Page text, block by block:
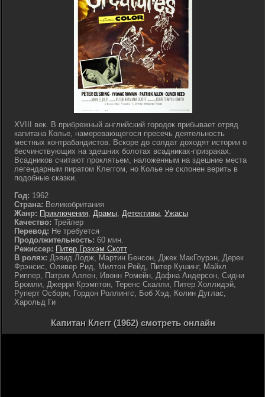
XVIII век. В прибрежный английский городок прибывает отряд
капитана Колье, намеревающегося пресечь деятельность
местных контрабандистов. Вскоре до солдат доходят истории о
бесчинствующих на здешних болотах всадниках-призраках.
Всадников считают проклятьем, наложенным на здешние места
легендарным пиратом Клеггом, но Колье не склонен верить в
подобные сказки.
Год: 1962
Страна: Великобритания
Жанр: Приключения, Драмы, Детективы, Ужасы
Качество: Трейлер
Перевод: Не требуется
Продолжительность: 60 мин.
Режиссер: Питер Грэхэм Скотт
В ролях: Дэвид Лодж, Мартин Бенсон, Джек МакГоурэн, Дерек
Фрэнсис, Оливер Рид, Милтон Рейд, Питер Кушинг, Майкл
Риппер, Патрик Аллен, Ивонн Ромейн, Дафна Андерсон, Сидни
Бромли, Джерри Крэмптон, Теренс Скалли, Питер Холлидэй,
Руперт Осборн, Гордон Роллингс, Боб Хэд, Колин Дуглас,
Харольд Ги
Капитан Клегг (1962) смотреть онлайн